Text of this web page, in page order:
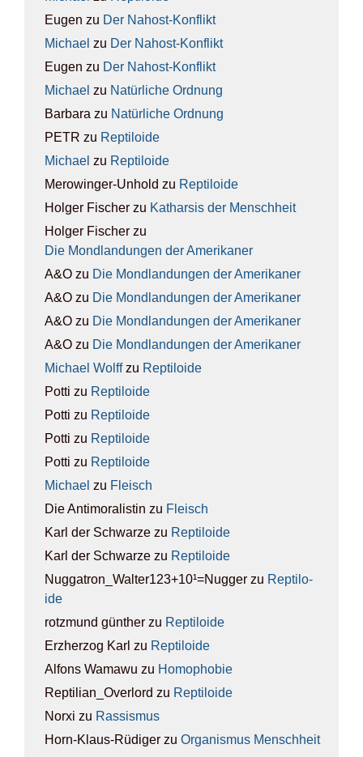
Eugen zu Der Nah­ost-Kon­flikt
Michael zu Der Nah­ost-Kon­flikt
Eugen zu Der Nah­ost-Kon­flikt
Michael zu Natür­li­che Ord­nung
Barbara zu Natür­li­che Ord­nung
PETR zu Rep­ti­lo­ide
Michael zu Rep­ti­lo­ide
Merowinger-Unhold zu Rep­ti­lo­ide
Holger Fischer zu Kathar­sis der Mensch­heit
Holger Fischer zu
Die Mond­lan­dun­gen der Ame­ri­ka­ner
A&O zu Die Mond­lan­dun­gen der Ame­ri­ka­ner
A&O zu Die Mond­lan­dun­gen der Ame­ri­ka­ner
A&O zu Die Mond­lan­dun­gen der Ame­ri­ka­ner
A&O zu Die Mond­lan­dun­gen der Ame­ri­ka­ner
Michael Wolffzu Rep­ti­lo­ide
Potti zu Rep­ti­lo­ide
Potti zu Rep­ti­lo­ide
Potti zu Rep­ti­lo­ide
Potti zu Rep­ti­lo­ide
Michael zu Fleisch
Die Antimoralistin zu Fleisch
Karl der Schwarze zu Rep­ti­lo­ide
Karl der Schwarze zu Rep­ti­lo­ide
Nuggatron_Walter123+10¹=Nugger zu Rep­ti­lo­
ide
rotzmund günther zu Rep­ti­lo­ide
Erzherzog Karl zu Rep­ti­lo­ide
Alfons Wamawu zu Homo­pho­bie
Reptilian_Overlord zu Rep­ti­lo­ide
Norxi zu Ras­sis­mus
Horn-Klaus-Rüdiger zu Orga­nis­mus Mensch­heit